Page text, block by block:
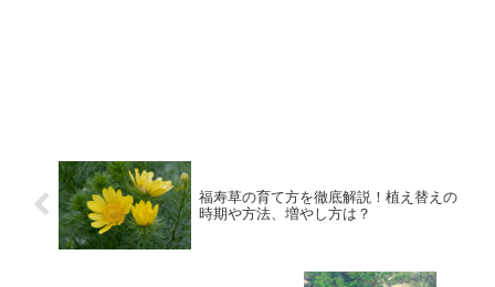
福寿草の育て方を徹底解説！植え替えの
時期や方法、増やし方は？